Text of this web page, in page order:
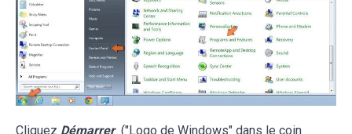
Cliquez Démarrer ("Logo de Windows" dans le coin